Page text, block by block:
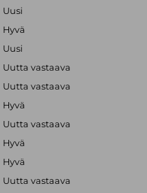
Uusi
Hyvä
Uusi
Uutta vastaava
Uutta vastaava
Hyvä
Uutta vastaava
Hyvä
Hyvä
Uutta vastaava